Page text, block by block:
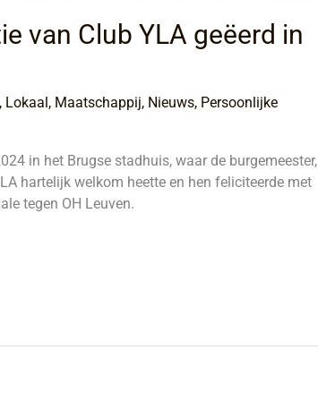
van Club YLA geëerd in
, Lokaal, Maatschappij, Nieuws, Persoonlijke
in het Brugse stadhuis, waar de burgemeester,
hartelijk welkom heette en hen feliciteerde met
tegen OH Leuven.